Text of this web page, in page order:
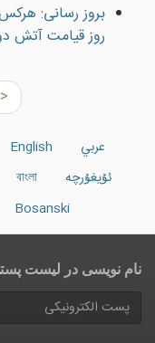
بروز رسانی: هرکس
روز قيامت آتش
عربي English
ئۇيغۇرچە
বাংলা
Bosanski
نام نویسی در ليست